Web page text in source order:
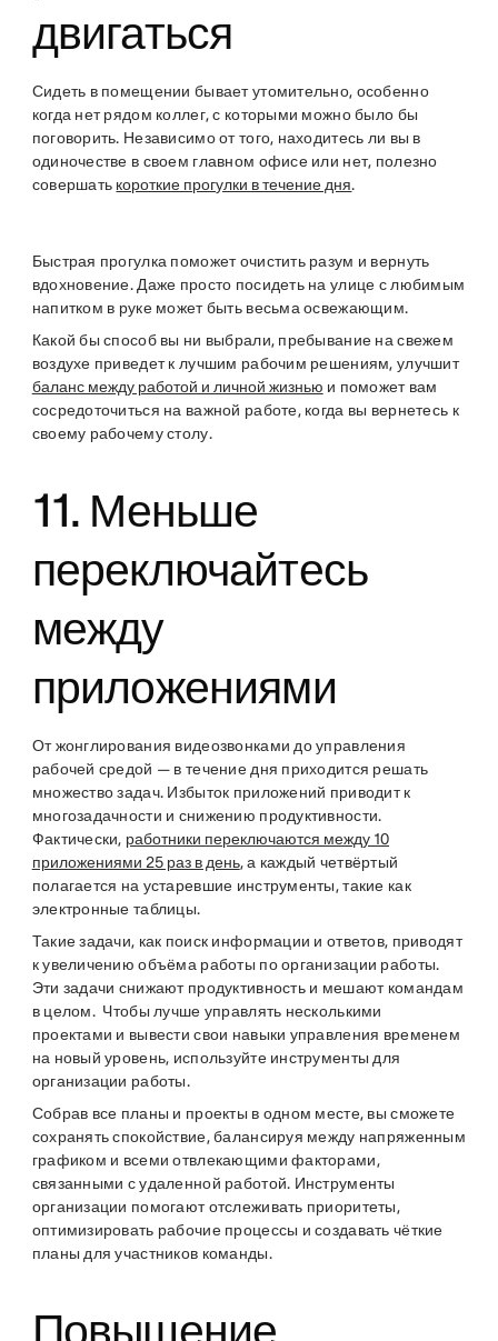
двигаться
Сидеть в помещении бывает утомительно, особенно
когда нет рядом коллег, с которыми можно было бы
поговорить. Независимо от того, находитесь ли вы в
одиночестве в своем главном офисе или нет, полезно
совершать короткие прогулки в течение дня.
Быстрая прогулка поможет очистить разум и вернуть
вдохновение. Даже просто посидеть на улице с любимым
напитком в руке может быть весьма освежающим.
Какой бы способ вы ни выбрали, пребывание на свежем
воздухе приведет к лучшим рабочим решениям, улучшит
баланс между работой и личной жизнью и поможет вам
сосредоточиться на важной работе, когда вы вернетесь к
своему рабочему столу.
11. Меньше
переключайтесь
между
приложениями
От жонглирования видеозвонками до управления
рабочей средой — в течение дня приходится решать
множество задач. Избыток приложений приводит к
многозадачности и снижению продуктивности.
Фактически, работники переключаются между 10
приложениями 25 раз в день, а каждый четвёртый
полагается на устаревшие инструменты, такие как
электронные таблицы.
Такие задачи, как поиск информации и ответов, приводят
к увеличению объёма работы по организации работы.
Эти задачи снижают продуктивность и мешают командам
в целом. Чтобы лучше управлять несколькими
проектами и вывести свои навыки управления временем
на новый уровень, используйте инструменты для
организации работы.
Собрав все планы и проекты в одном месте, вы сможете
сохранять спокойствие, балансируя между напряженным
графиком и всеми отвлекающими факторами,
связанными с удаленной работой. Инструменты
организации помогают отслеживать приоритеты,
оптимизировать рабочие процессы и создавать чёткие
планы для участников команды.
Повышение